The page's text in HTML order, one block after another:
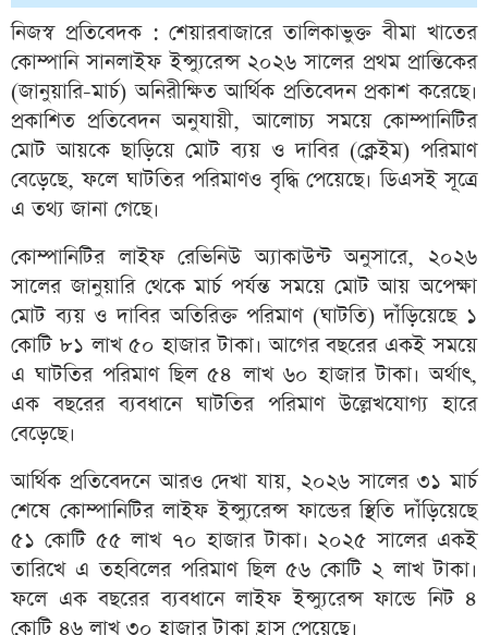
নিজস্ব প্রতিবেদক : শেয়ারবাজারে তালিকাভুক্ত বীমা খাতের
কোম্পানি সানলাইফ ইন্স্যুরেন্স ২০২৬ সালের প্রথম প্রান্তিকের
(জানুয়ারি-মার্চ) অনিরীক্ষিত আর্থিক প্রতিবেদন প্রকাশ করেছে।
প্রকাশিত প্রতিবেদন অনুযায়ী, আলোচ্য সময়ে কোম্পানিটির
মোট আয়কে ছাড়িয়ে মোট ব্যয় ও দাবির (ক্লেইম) পরিমাণ
বেড়েছে, ফলে ঘাটতির পরিমাণও বৃদ্ধি পেয়েছে। ডিএসই সূত্রে
এ তথ্য জানা গেছে।
কোম্পানিটির লাইফ রেভিনিউ অ্যাকাউন্ট অনুসারে, ২০২৬
সালের জানুয়ারি থেকে মার্চ পর্যন্ত সময়ে মোট আয় অপেক্ষা
মোট ব্যয় ও দাবির অতিরিক্ত পরিমাণ (ঘাটতি) দাঁড়িয়েছে ১
কোটি ৮১ লাখ ৫০ হাজার টাকা। আগের বছরের একই সময়ে
এ ঘাটতির পরিমাণ ছিল ৫৪ লাখ ৬০ হাজার টাকা। অর্থাৎ,
এক বছরের ব্যবধানে ঘাটতির পরিমাণ উল্লেখযোগ্য হারে
বেড়েছে।
আর্থিক প্রতিবেদনে আরও দেখা যায়, ২০২৬ সালের ৩১ মার্চ
শেষে কোম্পানিটির লাইফ ইন্স্যুরেন্স ফান্ডের স্থিতি দাঁড়িয়েছে
৫১ কোটি ৫৫ লাখ ৭০ হাজার টাকা। ২০২৫ সালের একই
তারিখে এ তহবিলের পরিমাণ ছিল ৫৬ কোটি ২ লাখ টাকা।
ফলে এক বছরের ব্যবধানে লাইফ ইন্স্যুরেন্স ফান্ডে নিট ৪
কোটি ৪৬ লাখ ৩০ হাজার টাকা হ্রাস পেয়েছে।